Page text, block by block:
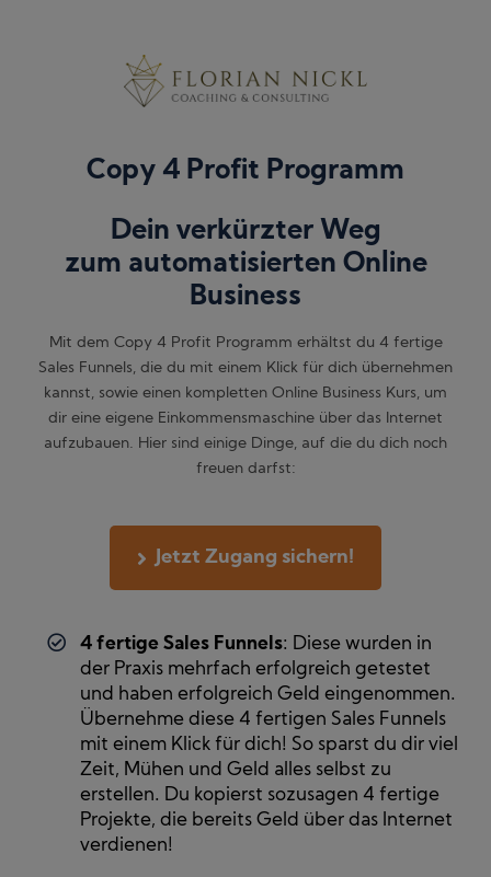
Copy 4 Profit Programm
Dein verkürzter Weg
zum automatisierten Online
Business
Mit dem Copy 4 Profit Programm erhältst du 4 fertige
Sales Funnels, die du mit einem Klick für dich übernehmen
kannst, sowie einen kompletten Online Business Kurs, um
dir eine eigene Einkommensmaschine über das Internet
aufzubauen. Hier sind einige Dinge, auf die du dich noch
freuen darfst:
Jetzt Zugang sichern!
4 fertige Sales Funnels: Diese wurden in
der Praxis mehrfach erfolgreich getestet
und haben erfolgreich Geld eingenommen.
Übernehme diese 4 fertigen Sales Funnels
mit einem Klick für dich! So sparst du dir viel
Zeit, Mühen und Geld alles selbst zu
erstellen. Du kopierst sozusagen 4 fertige
Projekte, die bereits Geld über das Internet
verdienen!